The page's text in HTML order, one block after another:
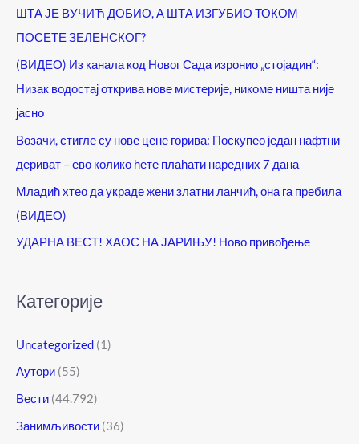
ШТА ЈЕ ВУЧИЋ ДОБИО, А ШТА ИЗГУБИО ТОКОМ
ПОСЕТЕ ЗЕЛЕНСКОГ?
(ВИДЕО) Из канала код Новог Сада изронио „стојадин“:
Низак водостај открива нове мистерије, никоме ништа није
јасно
Возачи, стигле су нове цене горива: Поскупео један нафтни
дериват – ево колико ћете плаћати наредних 7 дана
Младић хтео да украде жени златни ланчић, она га пребила
(ВИДЕО)
УДАРНА ВЕСТ! ХАОС НА ЈАРИЊУ! Ново привођење
Категорије
Uncategorized (1)
Аутори (55)
Вести (44.792)
Занимљивости (36)